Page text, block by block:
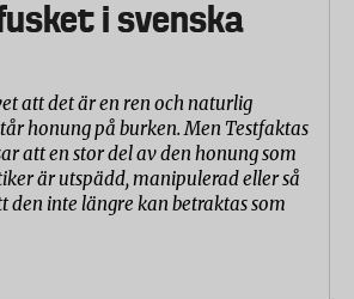
i svenska
att det är en ren och naturlig
honung på burken. Men Testfaktas
att en stor del av den honung som
är utspädd, manipulerad eller så
den inte längre kan betraktas som